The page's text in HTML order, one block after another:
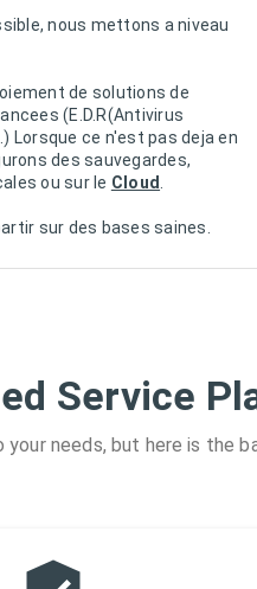
nous mettons a niveau
de solutions de
(E.D.R(Antivirus
Lorsque ce n'est pas deja en
des sauvegardes,
ou sur le Cloud
sur des bases saines.
Service
needs, but here is the